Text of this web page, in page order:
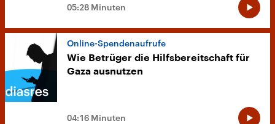
05:28 Minuten
Online-Spendenaufrufe
Wie Betrüger die Hilfsbereitschaft für
Gaza ausnutzen
04:16 Minuten